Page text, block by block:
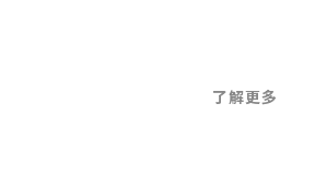
了解更多